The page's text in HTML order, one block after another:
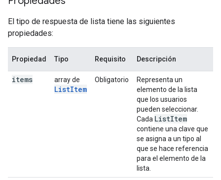
El tipo de respuesta de lista tiene las siguientes
propiedades:
Propiedad Tipo Requisito Descripción
items array de
ListItem
Obligatorio
Representa un
elemento de la lista
que los usuarios
pueden seleccionar.
Cada ListItem
contiene una clave que
se asigna a un tipo al
que se hace referencia
para el elemento de la
lista.